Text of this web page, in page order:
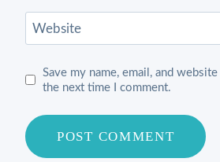
Website
Save my name, email, and
the next time I comment.